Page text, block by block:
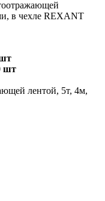
шт
лентой, 5т, 4м,